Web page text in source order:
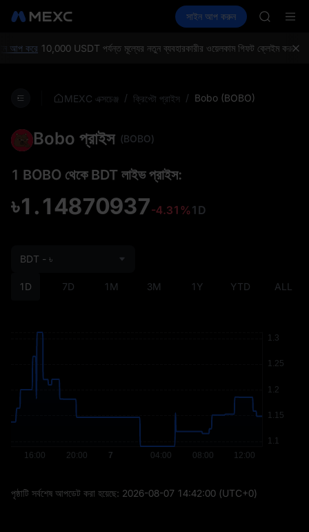
স্পট ফিউচার UNITREE আয়
সাইন আপ করুন
ACE
আপ করে10,000 USDT পর্যন্ত মূল্যের নতুন ব্যবহারকারীর ওয়েলকাম গিফট ক্লেইম করুন!
MEXC এক্সচেঞ্জ / ক্রিপ্টো প্রাইস / Bobo (BOBO)
Bobo প্রাইস (BOBO)
1 BOBO থেকে BDT লাইভ প্রাইস:
৳1.14870937-4.31%1D
1D 7D 1M 3M 1Y YTD ALL
BDT - ৳
পৃষ্ঠাটি সর্বশেষ আপডেট করা হয়েছে: 2026-08-07 14:42:00 (UTC+0)